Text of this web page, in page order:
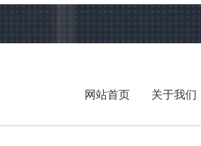
网站首页 关于我们